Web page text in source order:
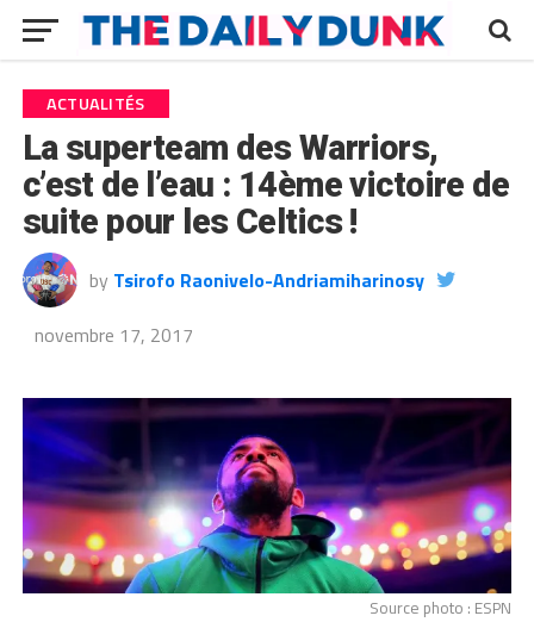
ACTUALITÉS
La superteam des Warriors,
c’est de l’eau : 14ème victoire de
suite pour les Celtics !
by Tsirofo Raonivelo-Andriamiharinosy
novembre 17, 2017
Source photo : ESPN